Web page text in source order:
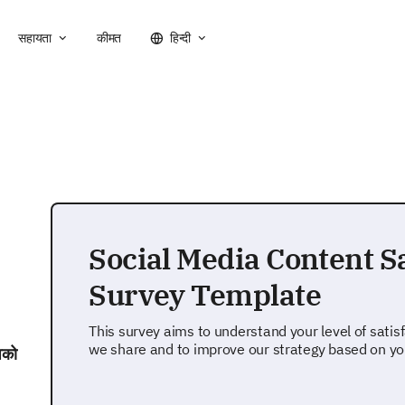
सहायता कीमत हिन्दी
Social Media Content
Survey Template
This survey aims to understand your level of
we share and to improve our strategy based on